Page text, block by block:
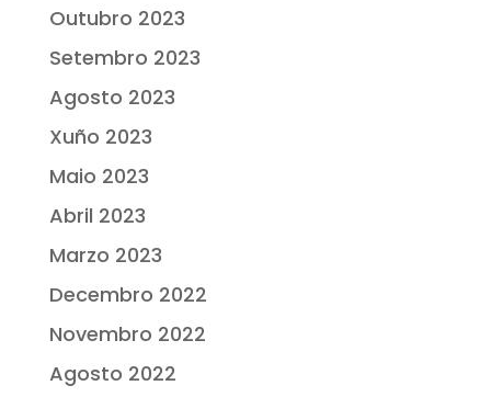
Outubro 2023
Setembro 2023
Agosto 2023
Xuño 2023
Maio 2023
Abril 2023
Marzo 2023
Decembro 2022
Novembro 2022
Agosto 2022